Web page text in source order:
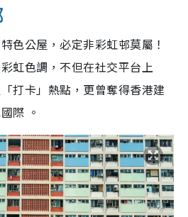
色公屋，必定非彩虹邨莫屬！
虹色調，不但在社交平台上
打卡」熱點，更曾奪得香港建
際 。